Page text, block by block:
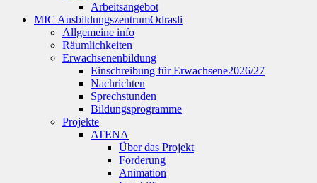
Arbeitsangebot
MIC AusbildungszentrumOdrasli
Allgemeine info
Räumlichkeiten
Erwachsenenbildung
Einschreibung für Erwachsene2026/27
Nachrichten
Sprechstunden
Bildungsprogramme
Projekte
ATENA
Über das Projekt
Förderung
Animation